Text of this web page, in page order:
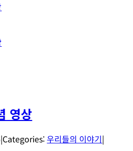
영상
|Categories:우리들의 이야기|